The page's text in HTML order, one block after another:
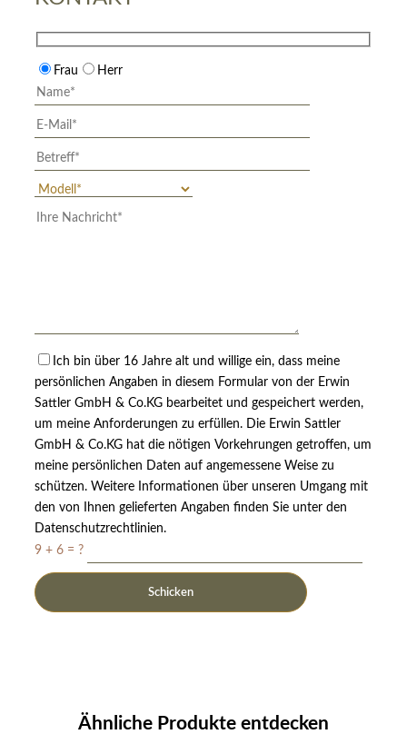
Frau Herr
Ich bin über 16 Jahre alt und willige ein, dass meine
persönlichen Angaben in diesem Formular von der Erwin
Sattler GmbH & Co.KG bearbeitet und gespeichert werden,
um meine Anforderungen zu erfüllen. Die Erwin Sattler
GmbH & Co.KG hat die nötigen Vorkehrungen getroffen, um
meine persönlichen Daten auf angemessene Weise zu
schützen. Weitere Informationen über unseren Umgang mit
den von Ihnen gelieferten Angaben finden Sie unter den
Datenschutzrechtlinien.
9 + 6 = ?
Ähnliche Produkte entdecken